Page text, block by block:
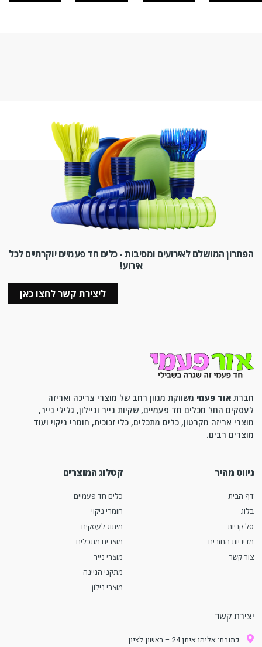
הפתרון המושלם לאירועים ומסיבות - כלים חד פעמיים יוקרתיים לכל
אירוע!
ליצירת קשר לחצו כאן
חברת אור פעמי משווקת מגוון רחב של מוצרי צריכה ואריזה
לעסקים החל מכלים חד פעמיים, שקיות נייר וניילון, גלילי נייר,
מוצרי אריזה מקרטון, כלים מתכלים, כלי זכוכית, חומרי ניקוי ועוד
מוצרים רבים.
ניווט מהיר
דף הבית
בלוג
סל קניות
מדיניות החזרים
צור קשר
קטלוג המוצרים
כלים חד פעמיים
חומרי ניקוי
מיתוג לעסקים
מוצרים מתכלים
מוצרי נייר
מתקני הגיינה
מוצרי נילון
יצירת קשר
כתובת: אליהו איתן 24 – ראשון לציון